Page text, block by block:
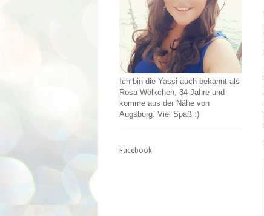
Ich bin die Yassi auch bekannt als
Rosa Wölkchen, 34 Jahre und
komme aus der Nähe von
Augsburg. Viel Spaß :)
Facebook